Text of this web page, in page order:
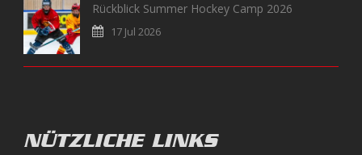
Rückblick Summer Hockey Camp 2026
17 Jul 2026
NÜTZLICHE LINKS